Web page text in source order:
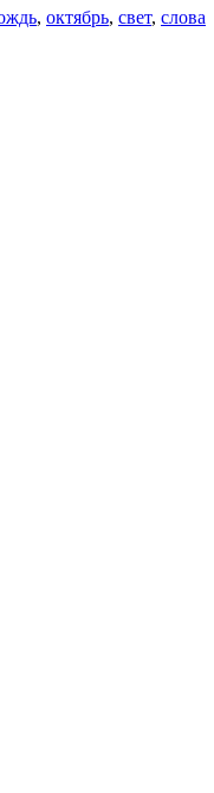
, октябрь, свет, слова